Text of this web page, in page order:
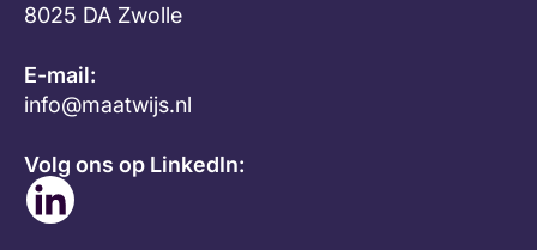
8025 DA Zwolle
E-mail:
info@maatwijs.nl
Volg ons op LinkedIn: